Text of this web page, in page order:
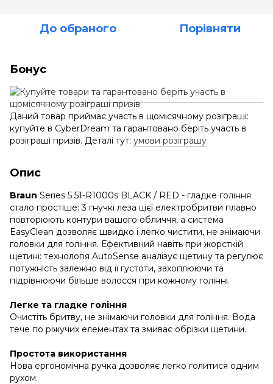
До обраного Порівняти
Бонус
Даний товар приймає участь в щомісячному розіграші:
купуйте в CyberDream та гарантовано беріть участь в
розіграші призів. Деталі тут: умови розіграшу
Опис
Braun Series 5 51-R1000s BLACK / RED - гладке гоління
стало простіше: 3 гнучкі леза цієї електробритви плавно
повторюють контури вашого обличчя, а система
EasyClean дозволяє швидко і легко чистити, не знімаючи
головки для гоління. Ефективний навіть при жорсткій
щетині: технологія AutoSense аналізує щетину та регулює
потужність залежно від її густоти, захоплюючи та
підрівнюючи більше волосся при кожному голінні.
Легке та гладке гоління
Очистіть бритву, не знімаючи головки для гоління. Вода
тече по ріжучих елементах та змиває обрізки щетини.
Простота використання
Нова ергономічна ручка дозволяє легко голитися одним
рухом.